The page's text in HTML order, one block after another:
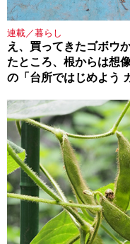
連載／暮らし
え、買ってきたゴボウ
たところ、根からは想
の「台所ではじめよう